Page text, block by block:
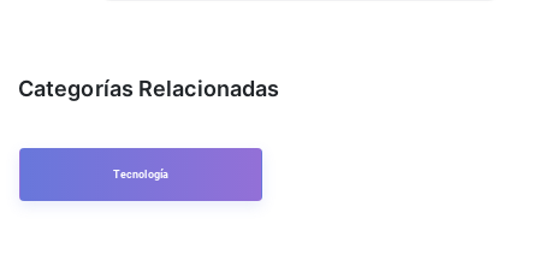
Categorías Relacionadas
Tecnología